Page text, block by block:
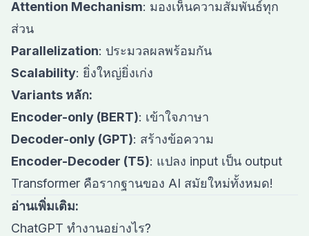
Attention Mechanism: มองเห็นความสัมพันธ์ทุก
ส่วน
Parallelization: ประมวลผลพร้อมกัน
Scalability: ยิ่งใหญ่ยิ่งเก่ง
Variants หลัก:
Encoder-only (BERT): เข้าใจภาษา
Decoder-only (GPT): สร้างข้อความ
Encoder-Decoder (T5): แปลง input เป็น output
Transformer คือรากฐานของ AI สมัยใหม่ทั้งหมด!
อ่านเพิ่มเติม:
ChatGPT ทำงานอย่างไร?